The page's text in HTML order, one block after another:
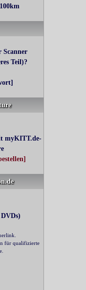
Scanner
Teil)?
myKITT.de-
für qualifizierte